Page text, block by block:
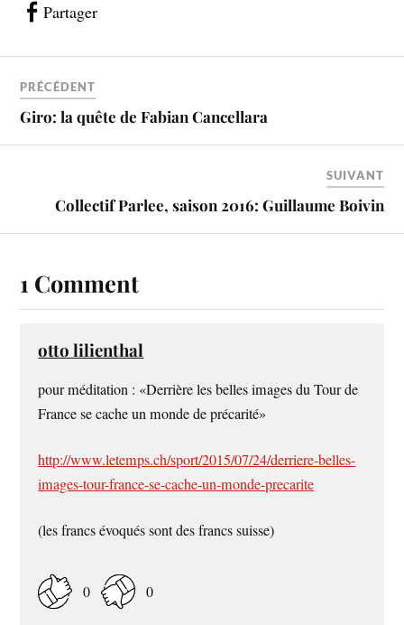
Partager
PRÉCÉDENT
Giro: la quête de Fabian Cancellara
SUIVANT
Collectif Parlee, saison 2016: Guillaume Boivin
1 Comment
otto lilienthal
pour méditation : «Derrière les belles images du Tour de
France se cache un monde de précarité»
http://www.letemps.ch/sport/2015/07/24/derriere-belles-
images-tour-france-se-cache-un-monde-precarite
(les francs évoqués sont des francs suisse)
0 0